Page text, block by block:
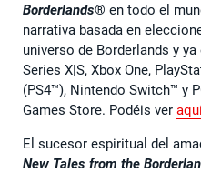
Borderlands® en todo el
narrativa basada en
universo de Borderlands y
Series X|S, Xbox One,
(PS4™), Nintendo Switch™ y
Games Store. Podéis ver
El sucesor espiritual del
New Tales from the